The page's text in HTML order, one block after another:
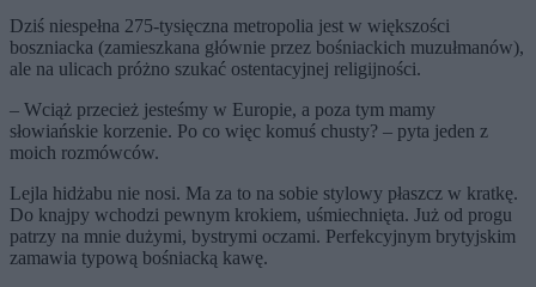
Dziś niespełna 275-tysięczna metropolia jest w większości
boszniacka (zamieszkana głównie przez bośniackich muzułmanów),
ale na ulicach próżno szukać ostentacyjnej religijności.
– Wciąż przecież jesteśmy w Europie, a poza tym mamy
słowiańskie korzenie. Po co więc komuś chusty? – pyta jeden z
moich rozmówców.
Lejla hidżabu nie nosi. Ma za to na sobie stylowy płaszcz w kratkę.
Do knajpy wchodzi pewnym krokiem, uśmiechnięta. Już od progu
patrzy na mnie dużymi, bystrymi oczami. Perfekcyjnym brytyjskim
zamawia typową bośniacką kawę.